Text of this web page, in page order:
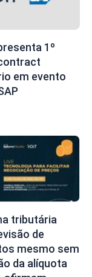
1º
em evento
tributária
de
mesmo sem
da alíquota